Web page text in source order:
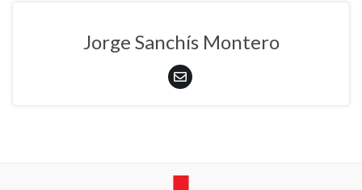
Jorge Sanchís Montero